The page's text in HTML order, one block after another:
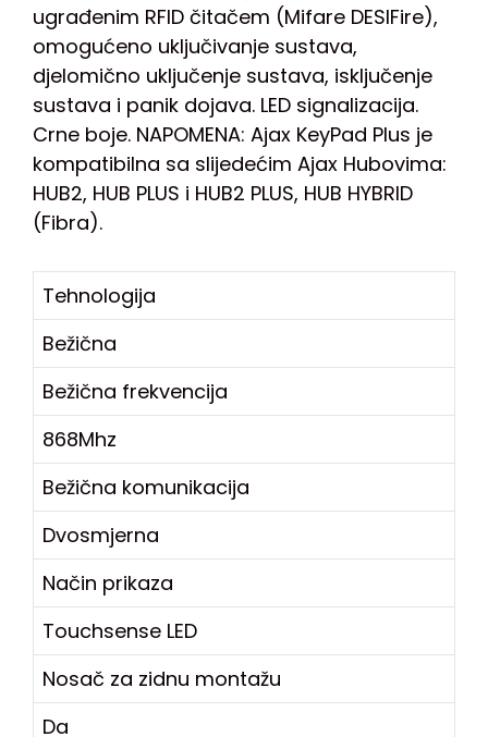
ugrađenim RFID čitačem (Mifare DESIFire),
omogućeno uključivanje sustava,
djelomično uključenje sustava, isključenje
sustava i panik dojava. LED signalizacija.
Crne boje. NAPOMENA: Ajax KeyPad Plus je
kompatibilna sa slijedećim Ajax Hubovima:
HUB2, HUB PLUS i HUB2 PLUS, HUB HYBRID
(Fibra).
Tehnologija
Bežična
Bežična frekvencija
868Mhz
Bežična komunikacija
Dvosmjerna
Način prikaza
Touchsense LED
Nosač za zidnu montažu
Da